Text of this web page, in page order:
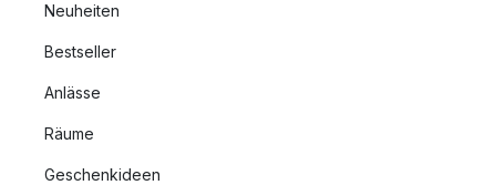
Neuheiten
Bestseller
Anlässe
Räume
Geschenkideen